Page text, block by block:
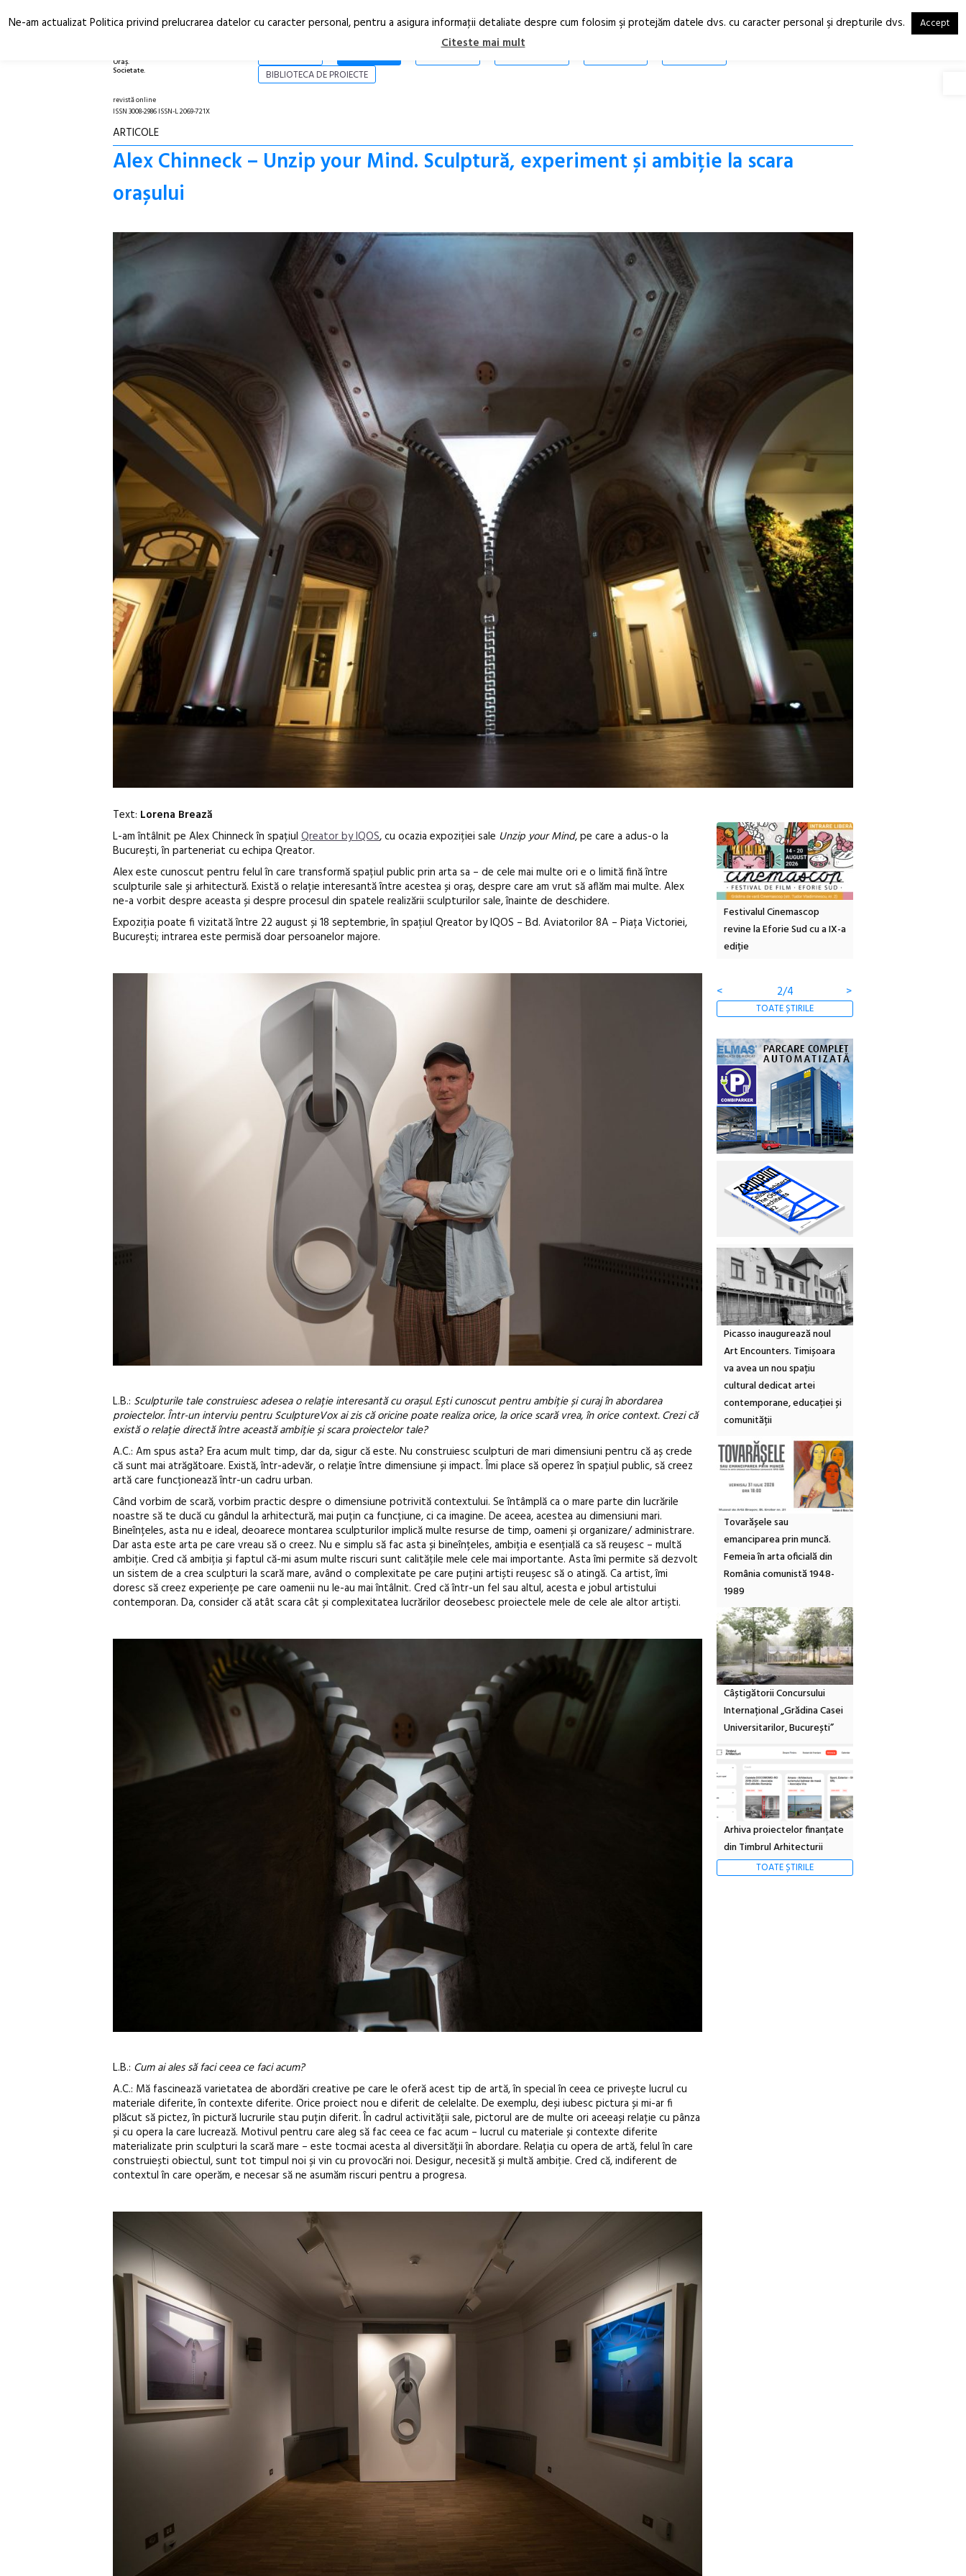
Oraș.
Societate.
RO
EN
ARTICOLE
BIBLIOTECA DE PROIECTE
revistă online
ISSN 3008-2986 ISSN-L 2069-721X
ARTICOLE
Alex Chinneck – Unzip your Mind. Sculptură, experiment și ambiție la scara
orașului
Text: Lorena Brează
L-am întâlnit pe Alex Chinneck în spațiul Qreator by IQOS, cu ocazia expoziției sale Unzip your Mind, pe care a adus-o la
București, în parteneriat cu echipa Qreator.
Alex este cunoscut pentru felul în care transformă spațiul public prin arta sa – de cele mai multe ori e o limită fină între
sculpturile sale și arhitectură. Există o relație interesantă între acestea și oraș, despre care am vrut să aflăm mai multe. Alex
ne-a vorbit despre aceasta și despre procesul din spatele realizării sculpturilor sale, înainte de deschidere.
Expoziția poate fi vizitată între 22 august și 18 septembrie, în spațiul Qreator by IQOS – Bd. Aviatorilor 8A – Piața Victoriei,
București; intrarea este permisă doar persoanelor majore.
L.B.: Sculpturile tale construiesc adesea o relație interesantă cu orașul. Ești cunoscut pentru ambiție și curaj în abordarea
proiectelor. Într-un interviu pentru SculptureVox ai zis că oricine poate realiza orice, la orice scară vrea, în orice context. Crezi că
există o relație directă între această ambiție și scara proiectelor tale?
A.C.: Am spus asta? Era acum mult timp, dar da, sigur că este. Nu construiesc sculpturi de mari dimensiuni pentru că aș crede
că sunt mai atrăgătoare. Există, într-adevăr, o relație între dimensiune și impact. Îmi place să operez în spațiul public, să creez
artă care funcționează într-un cadru urban.
Când vorbim de scară, vorbim practic despre o dimensiune potrivită contextului. Se întâmplă ca o mare parte din lucrările
noastre să te ducă cu gândul la arhitectură, mai puțin ca funcțiune, ci ca imagine. De aceea, acestea au dimensiuni mari.
Bineînțeles, asta nu e ideal, deoarece montarea sculpturilor implică multe resurse de timp, oameni și organizare/ administrare.
Dar asta este arta pe care vreau să o creez. Nu e simplu să fac asta și bineînțeles, ambiția e esențială ca să reușesc – multă
ambiție. Cred că ambiția și faptul că-mi asum multe riscuri sunt calitățile mele cele mai importante. Asta îmi permite să dezvolt
un sistem de a crea sculpturi la scară mare, având o complexitate pe care puțini artiști reușesc să o atingă. Ca artist, îmi
doresc să creez experiențe pe care oamenii nu le-au mai întâlnit. Cred că într-un fel sau altul, acesta e jobul artistului
contemporan. Da, consider că atât scara cât și complexitatea lucrărilor deosebesc proiectele mele de cele ale altor artiști.
L.B.: Cum ai ales să faci ceea ce faci acum?
A.C.: Mă fascinează varietatea de abordări creative pe care le oferă acest tip de artă, în special în ceea ce privește lucrul cu
materiale diferite, în contexte diferite. Orice proiect nou e diferit de celelalte. De exemplu, deși iubesc pictura și mi-ar fi
plăcut să pictez, în pictură lucrurile stau puțin diferit. În cadrul activității sale, pictorul are de multe ori aceeași relație cu pânza
și cu opera la care lucrează. Motivul pentru care aleg să fac ceea ce fac acum – lucrul cu materiale și contexte diferite
materializate prin sculpturi la scară mare – este tocmai acesta al diversității în abordare. Relația cu opera de artă, felul în care
construiești obiectul, sunt tot timpul noi și vin cu provocări noi. Desigur, necesită și multă ambiție. Cred că, indiferent de
contextul în care operăm, e necesar să ne asumăm riscuri pentru a progresa.
revine la Eforie Sud cu a IX-a
Sleeping Beauties la Borsec:
dulceață de amintiri la
borcan, o cameră obscură și
<
3/4 >
TOATE ȘTIRILE
Picasso inaugurează noul
Art Encounters. Timișoara
va avea un nou spațiu
cultural dedicat artei
contemporane, educației și
comunității
Tovarășele sau
emanciparea prin muncă.
Femeia în arta oficială din
România comunistă 1948-
1989
Câștigătorii Concursului
Internațional „Grădina Casei
Universitarilor, București”
Arhiva proiectelor finanțate
din Timbrul Arhitecturii
TOATE ȘTIRILE
Ne-am actualizat Politica privind prelucrarea datelor cu caracter personal, pentru a asigura informaţii detaliate despre cum folosim şi protejăm datele dvs. cu caracter personal şi drepturile dvs. Accept
Citeste mai mult